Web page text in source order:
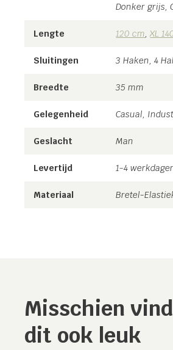
Donker grijs,
Lengte 120 cm ,XL
Sluitingen 3 Haken, 4
Breedte 35 mm
Gelegenheid Casual,
Geslacht Man
Levertijd 1-4
Materiaal Bretel-
Misschien
dit ook leuk